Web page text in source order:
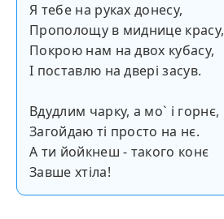
Я тебе на руках донесу,
Прополощу в миднице красу,
Покрою нам на двох кубасу,
І поставлю на двері засув.
Вдудлим чарку, а мо` і горнє,
Загойдаю ті просто на нє.
А ти йойкнеш - такого конє
Завше хтіла!